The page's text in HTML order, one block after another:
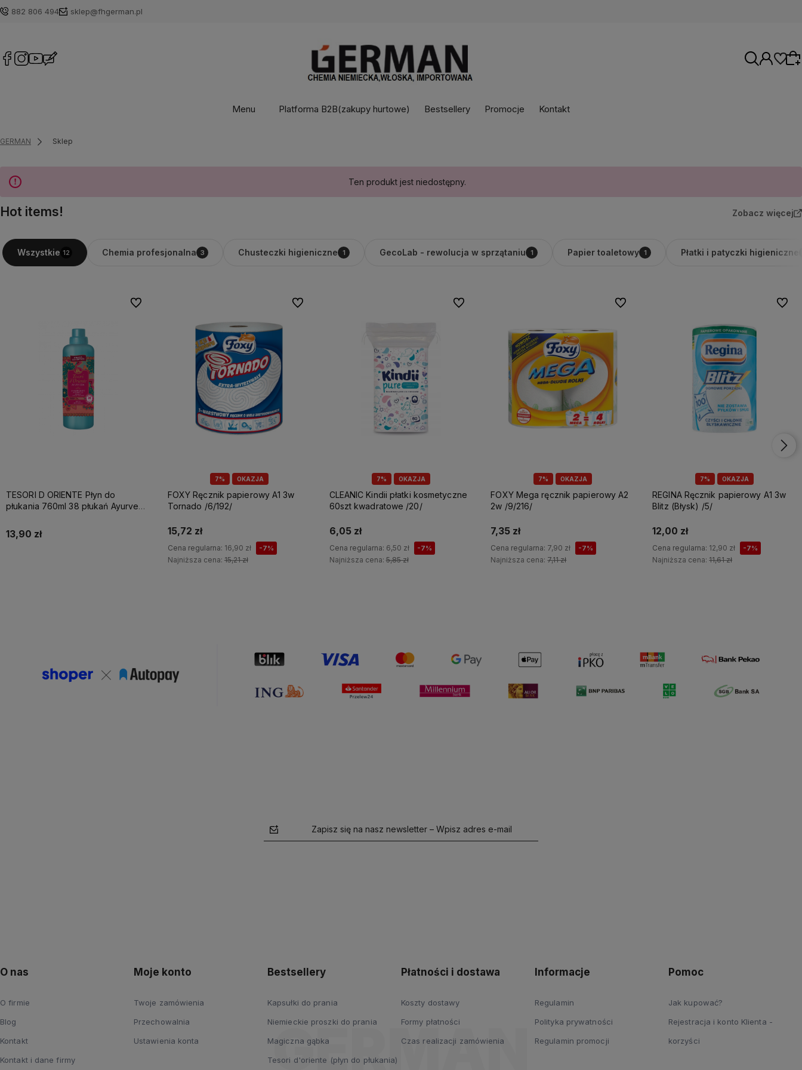
882 806 494 sklep@fhgerman.pl
Menu Platforma B2B(zakupy hurtowe) Bestsellery Promocje Kontakt
GERMAN Sklep
Ten produkt jest niedostępny.
Hot items! Zobacz więcej
Wszystkie 12 Chemia profesjonalna 3 Chusteczki higieniczne 1 GecoLab - rewolucja w sprzątaniu 1 Papier toaletowy 1 Płatki i patyczki higieniczne
TESORI D ORIENTE Płyn do
płukania 760ml 38 płukań Ayurveda
13,90 zł
Do ulubionych
7% OKAZJA
FOXY Ręcznik papierowy A1 3w
Tornado /6/192/
15,72 zł
Cena regularna: 16,90 zł -7%
Najniższa cena: 15,21 zł
Do ulubionych
7% OKAZJA
CLEANIC Kindii płatki kosmetyczne
60szt kwadratowe /20/
6,05 zł
Cena regularna: 6,50 zł -7%
Najniższa cena:5,85 zł
Do ulubionych
7% OKAZJA
FOXY Mega ręcznik papierowy A2
2w /9/216/
7,35 zł
Cena regularna: 7,90 zł -7%
Najniższa cena:7,11 zł
Do ulubionych
7% OKAZJA
REGINA Ręcznik papierowy A1 3w
Blitz (Błysk) /5/
12,00 zł
Cena regularna: 12,90 zł -7%
Najniższa cena:11,61 zł
Do
Zapisz się na nasz newsletter – Wpisz adres e-mail
O nas
O firmie
Blog
Kontakt
Kontakt i dane firmy
Moje konto
Twoje zamówienia
Przechowalnia
Ustawienia konta
Bestsellery
Kapsułki do prania
Niemieckie proszki do prania
Magiczna gąbka
Tesori d'oriente (płyn do płukania)
Płatności i dostawa
Koszty dostawy
Formy płatności
Czas realizacji zamówienia
Informacje
Regulamin
Polityka prywatności
Regulamin promocji
Pomoc
Jak kupować?
Rejestracja i konto Klienta -
korzyści